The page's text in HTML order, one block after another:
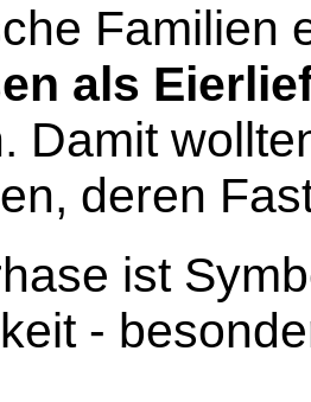
Familien
als
Damit
deren
ist
-